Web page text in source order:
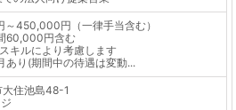
450,000円（一律手当含む）
60,000円含む
キルにより考慮します
あり(期間中の待遇は変動...
住池島48-1